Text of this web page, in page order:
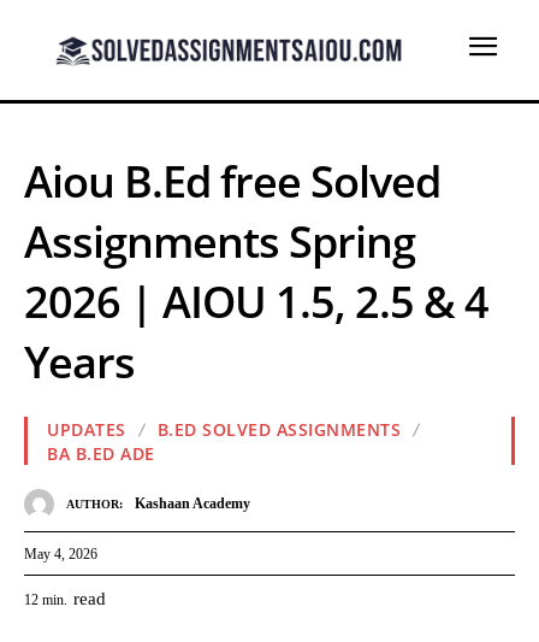
Aiou B.Ed free Solved
Assignments Spring
2026 | AIOU 1.5, 2.5 & 4
Years
UPDATES
B.ED SOLVED ASSIGNMENTS
BA B.ED ADE
AUTHOR: Kashaan Academy
May 4, 2026
12 min. read